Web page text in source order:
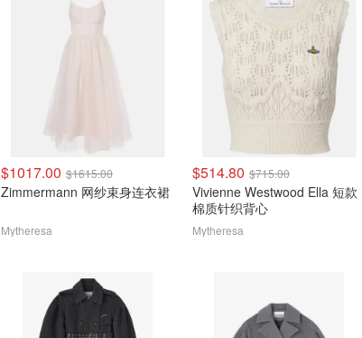
$1017.00 $1615.00
Zimmermann 网纱束身连衣裙
Mytheresa
$514.80 $715.00
Vivienne Westwood Ella 短款
棉质针织背心
Mytheresa